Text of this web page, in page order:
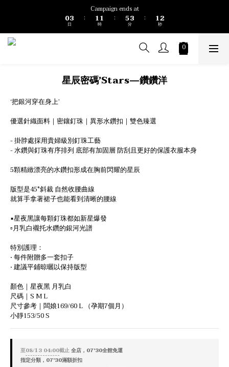
Campaign ends at
03
2
1
日
:
2
1
0
2
1
0
時
:
6
5
4
3
4
3
2
1
分
:
1
0
1
0
秒
星辰密碼’Stars—鑽鑽洋
‘把銀河穿在身上’
優選針織面料｜密鑲釘珠｜異形水鑽扣｜雙色臻選
- 掛脖處採用貴婦級別釘珠工藝
- 水鑽與釘珠有序排列 底部有加固層 防刮且更好的保護衣服本身
5顆精緻漂亮的水鑽扣形成在胸前閃耀的星辰
版型是45°斜裁 自然收腰曲線
就算手拿著裙子也能看到清晰的腰線
▪星夜黑讓每顆釘珠都如新星爆發
▫月乳白襯托水鑽的銀河光譜
特別護理：
• 每件附贈多一套扣子
• 建議平鋪晾曬以保持版型
顏色｜星夜黑 月乳白
尺碼｜S M L
尺寸參考｜闆娘169/60 L （孕期7個月）
小靜153/50 S
至08/13 04:00截止全店，07'30全館免運
指定分類，07'30滿額折扣